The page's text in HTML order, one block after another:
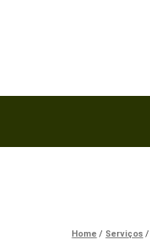
Home Serviços